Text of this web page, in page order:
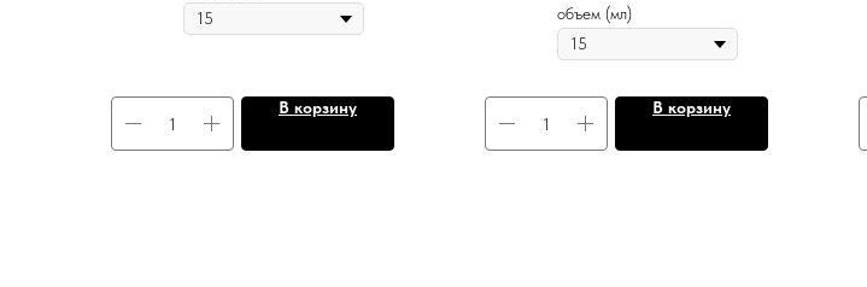
В корзину
объем (мл)
В корзину